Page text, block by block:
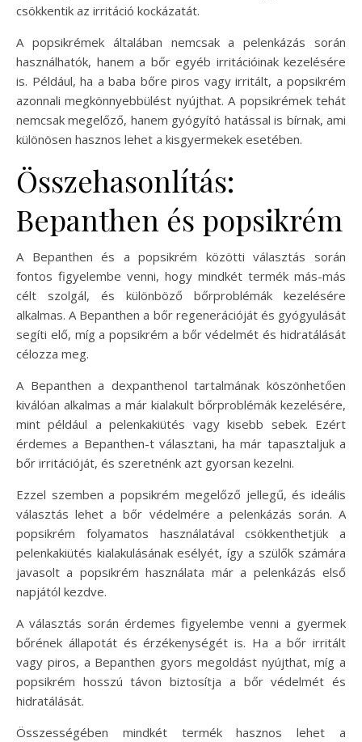
csökkentik az irritáció kockázatát.
A popsikrémek általában nemcsak a pelenkázás során
használhatók, hanem a bőr egyéb irritációinak kezelésére
is. Például, ha a baba bőre piros vagy irritált, a popsikrém
azonnali megkönnyebbülést nyújthat. A popsikrémek tehát
nemcsak megelőző, hanem gyógyító hatással is bírnak, ami
különösen hasznos lehet a kisgyermekek esetében.
Összehasonlítás:
Bepanthen és popsikrém
A Bepanthen és a popsikrém közötti választás során
fontos figyelembe venni, hogy mindkét termék más-más
célt szolgál, és különböző bőrproblémák kezelésére
alkalmas. A Bepanthen a bőr regenerációját és gyógyulását
segíti elő, míg a popsikrém a bőr védelmét és hidratálását
célozza meg.
A Bepanthen a dexpanthenol tartalmának köszönhetően
kiválóan alkalmas a már kialakult bőrproblémák kezelésére,
mint például a pelenkakiütés vagy kisebb sebek. Ezért
érdemes a Bepanthen-t választani, ha már tapasztaljuk a
bőr irritációját, és szeretnénk azt gyorsan kezelni.
Ezzel szemben a popsikrém megelőző jellegű, és ideális
választás lehet a bőr védelmére a pelenkázás során. A
popsikrém folyamatos használatával csökkenthetjük a
pelenkakiütés kialakulásának esélyét, így a szülők számára
javasolt a popsikrém használata már a pelenkázás első
napjától kezdve.
A választás során érdemes figyelembe venni a gyermek
bőrének állapotát és érzékenységét is. Ha a bőr irritált
vagy piros, a Bepanthen gyors megoldást nyújthat, míg a
popsikrém hosszú távon biztosítja a bőr védelmét és
hidratálását.
Összességében mindkét termék hasznos lehet a